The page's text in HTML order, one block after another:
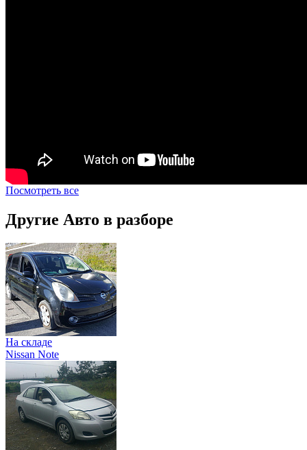
Посмотреть все
Другие Авто в разборе
На складе
Nissan Note